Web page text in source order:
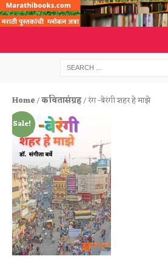
Home/कवितासंग्रह/ रंग -बेरंगी शहर हे माझे
Sale!